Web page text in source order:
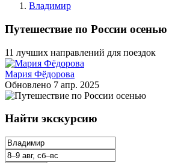
Владимир
Путешествие по России осенью
11 лучших направлений для поездок
Мария Фёдорова
Обновлено 7 апр. 2025
Найти экскурсию